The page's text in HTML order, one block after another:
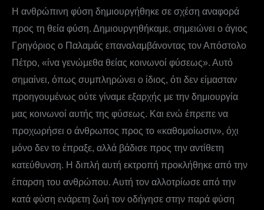
Η ανθρώπινη φύση δημιουργήθηκε σε σχέση αναφορά
προς τη θεία φύση. Δημιουργηθήκαμε, σημειώνει ο άγιος
Γρηγόριος ο Παλαμάς επαναλαμβάνοντας τον Απόστολο
Πέτρο, «ίνα γενώμεθα θείας κοινωνοί φύσεως». Αυτό
σημαίνει, όπως συμπληρώνει ο ίδιος, ότι δεν είμασταν
προηγουμένως ούτε γίναμε εξαρχής με την δημιουργία
μας κοινωνοί αυτής της φύσεως. Και ενώ έπρεπε να
προχωρήσει ο άνθρωπος προς το «καθομοίωσιν», όχι
μόνο δεν το έπραξε, αλλά βάδισε προς την αντίθετη
κατεύθυνση. Η διπλή αυτή εκτροπή προκλήθηκε από την
έπαρση του ανθρώπου. Αυτή τον αλλοτρίωσε από την
κατά φύση ενάρετη ζωή τον οδήγησε στην παρά φύση